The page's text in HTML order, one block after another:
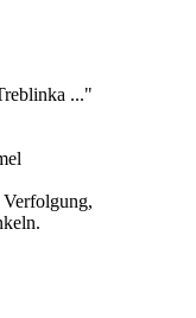
..."
Verfolgung,